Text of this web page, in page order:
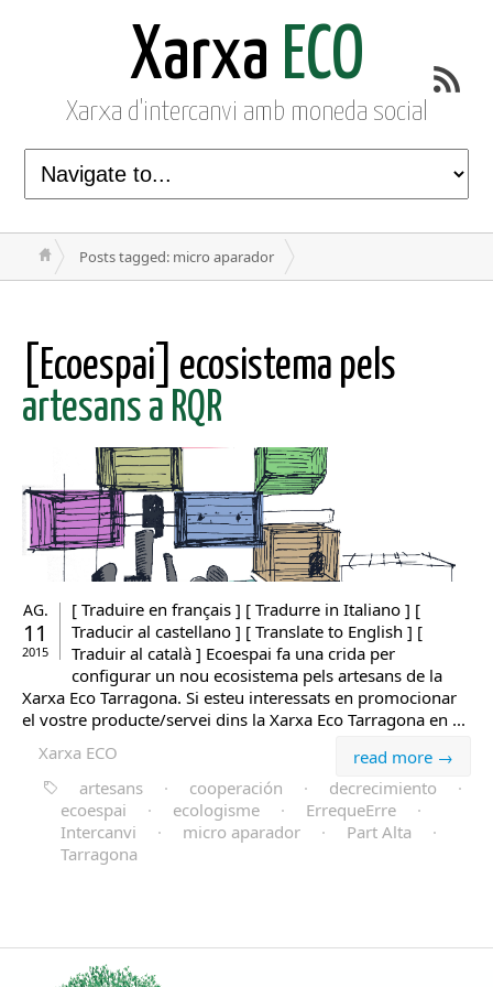
Xarxa ECO
Xarxa d'intercanvi amb moneda social
Posts tagged: micro aparador
[Ecoespai] ecosistema pels
artesans a RQR
AG.
11
2015
[ Traduire en français ] [ Tradurre in Italiano ] [
Traducir al castellano ] [ Translate to English ] [
Traduir al català ] Ecoespai fa una crida per
configurar un nou ecosistema pels artesans de la
Xarxa Eco Tarragona. Si esteu interessats en promocionar
el vostre producte/servei dins la Xarxa Eco Tarragona en ...
read more →
Xarxa ECO
artesans
· cooperación · decrecimiento
·
ecoespai
· ecologisme · ErrequeErre
·
Intercanvi
· micro aparador · Part Alta
·
Tarragona